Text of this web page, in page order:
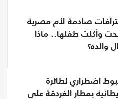
صادمة لأم مصرية
وأكلت طفلها.. ماذا
والده؟
اضطراري لطائرة
بمطار الغردقة على